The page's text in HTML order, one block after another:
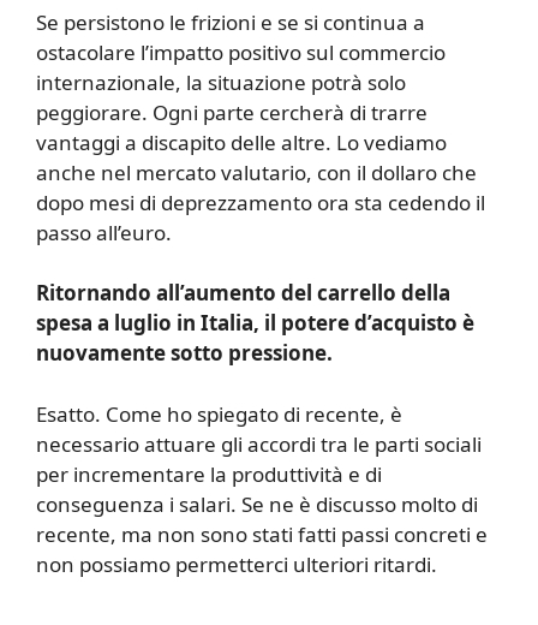
Se persistono le frizioni e se si continua a
ostacolare l’impatto positivo sul commercio
internazionale, la situazione potrà solo
peggiorare. Ogni parte cercherà di trarre
vantaggi a discapito delle altre. Lo vediamo
anche nel mercato valutario, con il dollaro che
dopo mesi di deprezzamento ora sta cedendo il
passo all’euro.
Ritornando all’aumento del carrello della
spesa a luglio in Italia, il potere d’acquisto è
nuovamente sotto pressione.
Esatto. Come ho spiegato di recente, è
necessario attuare gli accordi tra le parti sociali
per incrementare la produttività e di
conseguenza i salari. Se ne è discusso molto di
recente, ma non sono stati fatti passi concreti e
non possiamo permetterci ulteriori ritardi.